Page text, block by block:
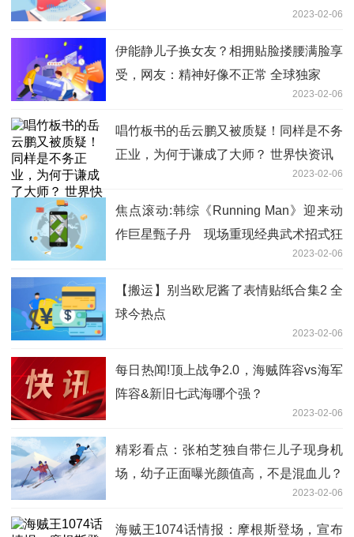
2023-02-06
伊能静儿子换女友？相拥贴脸搂腰满脸享
受，网友：精神好像不正常 全球独家
2023-02-06
唱竹板书的岳云鹏又被质疑！同样是不务
正业，为何于谦成了大师？ 世界快资讯
2023-02-06
焦点滚动:韩综《Running Man》迎来动
作巨星甄子丹 现场重现经典武术招式狂
2023-02-06
【搬运】别当欧尼酱了表情贴纸合集2 全
球今热点
2023-02-06
每日热闻!顶上战争2.0，海贼阵容vs海军
阵容&新旧七武海哪个强？
2023-02-06
精彩看点：张柏芝独自带仨儿子现身机
场，幼子正面曝光颜值高，不是混血儿？
2023-02-06
海贼王1074话情报：摩根斯登场，宣布